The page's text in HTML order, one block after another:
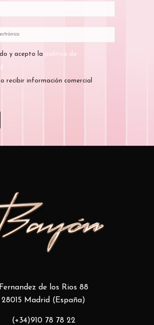
y acepto la política de
recibir información comercial
Fernandez de los Rios 88
28015 Madrid (España)
(+34)910 78 78 22